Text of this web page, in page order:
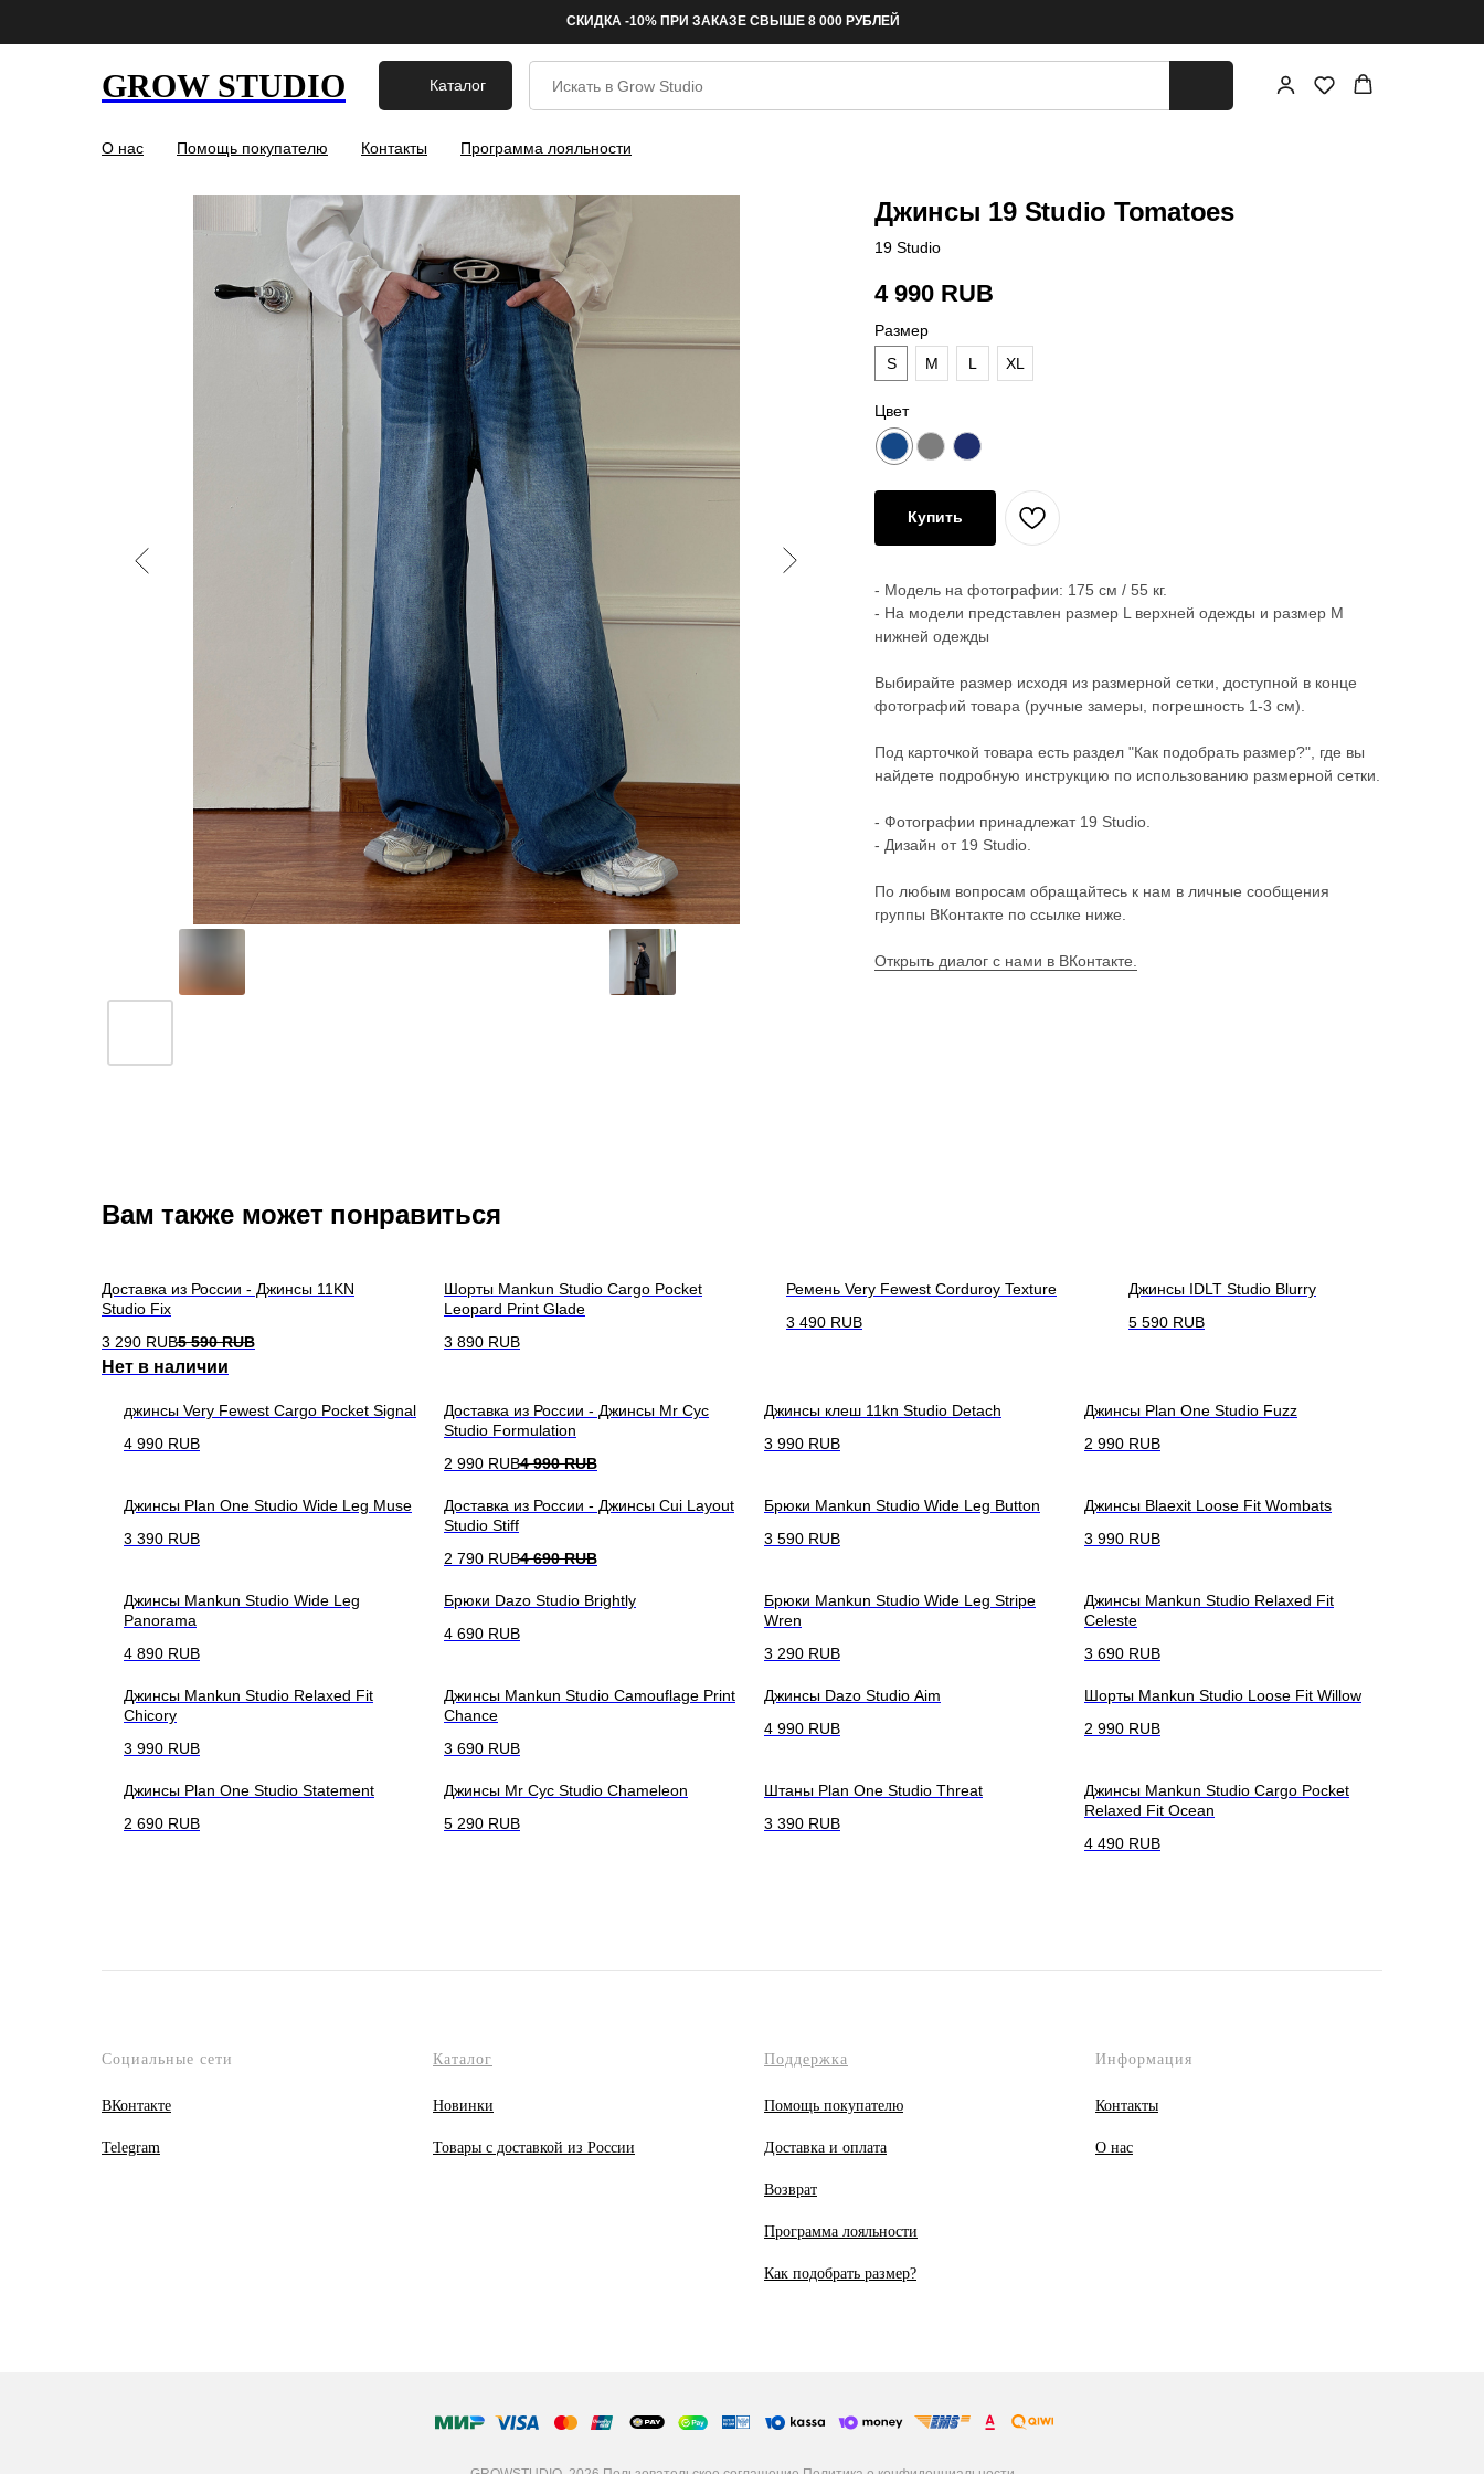
СКИДКА -10% ПРИ ЗАКАЗЕ СВЫШЕ 8 000 РУБЛЕЙ
GROW STUDIO Каталог
О нас Помощь покупателю Контакты Программа лояльности
Джинсы 19 Studio Tomatoes
19 Studio
4 990 RUB
Размер
S
M L XL
Цвет
Купить
- Модель на фотографии: 175 см / 55 кг.
- На модели представлен размер L верхней одежды и размер М
нижней одежды
Выбирайте размер исходя из размерной сетки, доступной в конце
фотографий товара (ручные замеры, погрешность 1-3 см).
Под карточкой товара есть раздел "Как подобрать размер?", где вы
найдете подробную инструкцию по использованию размерной сетки.
- Фотографии принадлежат 19 Studio.
- Дизайн от 19 Studio.
По любым вопросам обращайтесь к нам в личные сообщения
группы ВКонтакте по ссылке ниже.
Открыть диалог с нами в ВКонтакте.
Вам также может понравиться
Доставка из России - Джинсы 11KN
Studio Fix
3 290 RUB5 590 RUB
Нет в наличии
Шорты Mankun Studio Cargo Pocket
Leopard Print Glade
3 890 RUB
Ремень Very Fewest Corduroy Texture
3 490 RUB
Джинсы IDLT Studio Blurry
5 590 RUB
джинсы Very Fewest Cargo Pocket Signal
4 990 RUB
Доставка из России - Джинсы Mr Cyc
Studio Formulation
2 990 RUB4 990 RUB
Джинсы клеш 11kn Studio Detach
3 990 RUB
Джинсы Plan One Studio Fuzz
2 990 RUB
Джинсы Plan One Studio Wide Leg Muse
3 390 RUB
Доставка из России - Джинсы Cui Layout
Studio Stiff
2 790 RUB4 690 RUB
Брюки Mankun Studio Wide Leg Button
3 590 RUB
Джинсы Blaexit Loose Fit Wombats
3 990 RUB
Джинсы Mankun Studio Wide Leg
Panorama
4 890 RUB
Брюки Dazo Studio Brightly
4 690 RUB
Брюки Mankun Studio Wide Leg Stripe
Wren
3 290 RUB
Джинсы Mankun Studio Relaxed Fit
Celeste
3 690 RUB
Джинсы Mankun Studio Relaxed Fit
Chicory
3 990 RUB
Джинсы Mankun Studio Camouflage Print
Chance
3 690 RUB
Джинсы Dazo Studio Aim
4 990 RUB
Шорты Mankun Studio Loose Fit Willow
2 990 RUB
Джинсы Plan One Studio Statement
2 690 RUB
Джинсы Mr Cyc Studio Chameleon
5 290 RUB
Штаны Plan One Studio Threat
3 390 RUB
Джинсы Mankun Studio Cargo Pocket
Relaxed Fit Ocean
4 490 RUB
Социальные сети
ВКонтакте
Telegram
Каталог
Новинки
Товары с доставкой из России
Поддержка
Помощь покупателю
Доставка и оплата
Возврат
Программа лояльности
Как подобрать размер?
Информация
Контакты
О нас